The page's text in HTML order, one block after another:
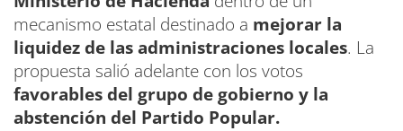
mecanismo estatal destinado a mejorar la
liquidez de las administraciones locales. La
propuesta salió adelante con los votos
favorables del grupo de gobierno y la
abstención del Partido Popular.